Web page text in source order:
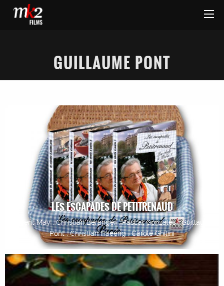
GUILLAUME PONT
LES ESCAPADES DE PETITRENAUD
Vincent May , Christian Béranger , Pascal Gonzales , Guillaume
Pont , Christian Haeerig , Carole Ghilini